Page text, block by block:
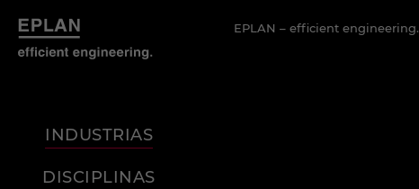
EPLAN – efficient engineering.
INDUSTRIAS
DISCIPLINAS